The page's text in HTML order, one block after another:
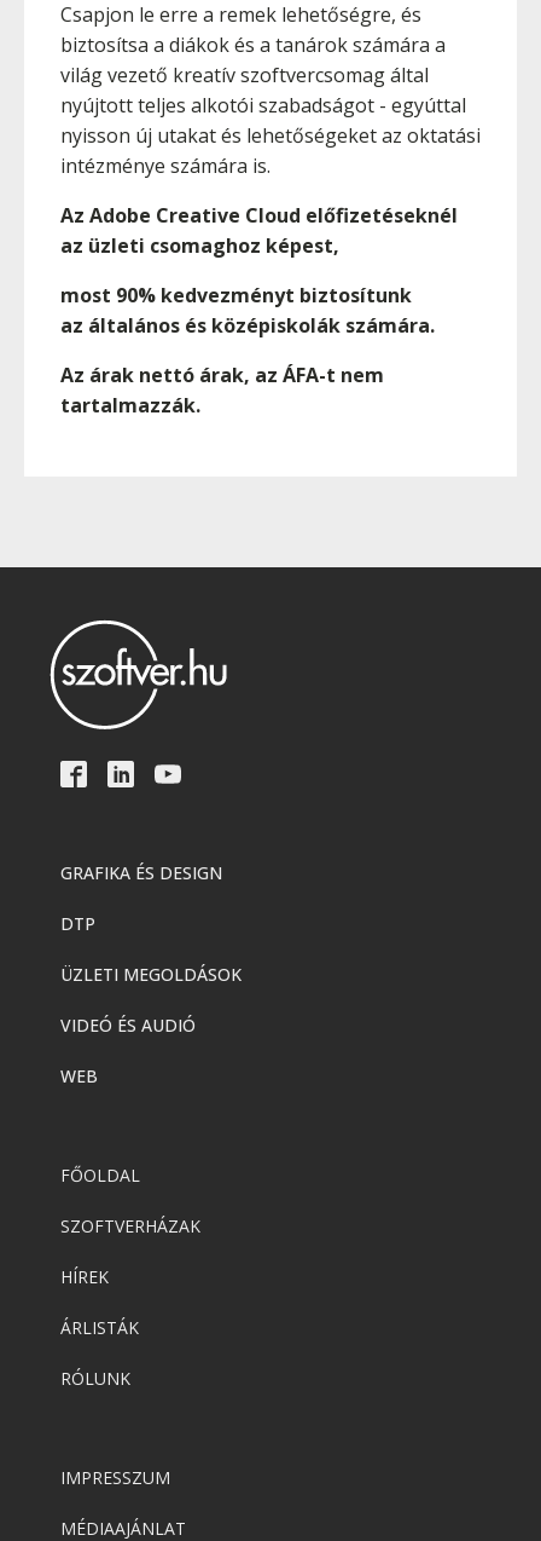
Csapjon le erre a remek lehetőségre, és
biztosítsa a diákok és a tanárok számára a
világ vezető kreatív szoftvercsomag által
nyújtott teljes alkotói szabadságot - egyúttal
nyisson új utakat és lehetőségeket az oktatási
intézménye számára is.
Az Adobe Creative Cloud előfizetéseknél
az üzleti csomaghoz képest,
most 90% kedvezményt biztosítunk
az általános és középiskolák számára.
Az árak nettó árak, az ÁFA-t nem
tartalmazzák.
GRAFIKA ÉS DESIGN
DTP
ÜZLETI MEGOLDÁSOK
VIDEÓ ÉS AUDIÓ
WEB
FŐOLDAL
SZOFTVERHÁZAK
HÍREK
ÁRLISTÁK
RÓLUNK
IMPRESSZUM
MÉDIAAJÁNLAT